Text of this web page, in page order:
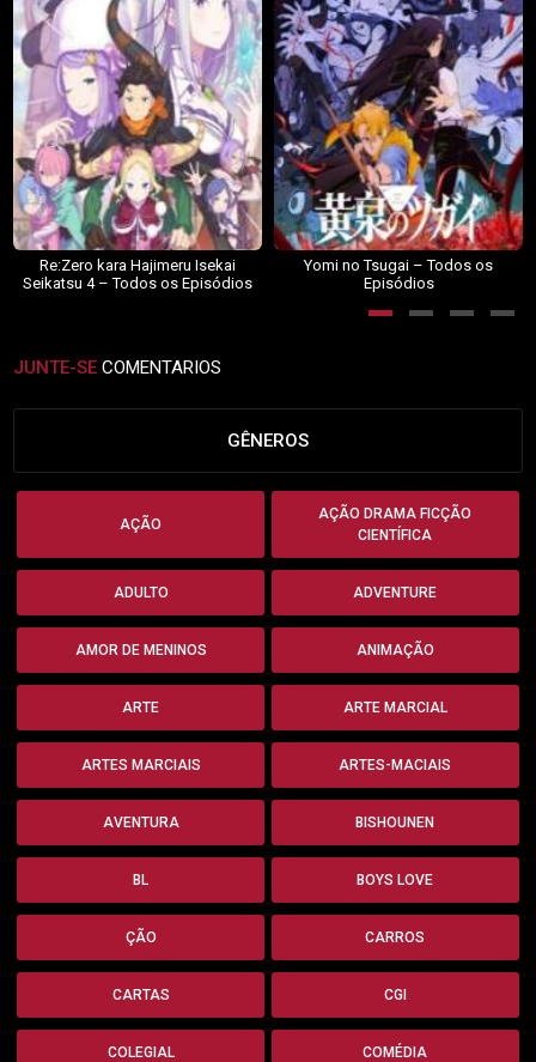
Re:Zero kara Hajimeru Isekai
Seikatsu 4 – Todos os Episódios
Yomi no Tsugai – Todos os
Episódios
JUNTE-SE COMENTARIOS
GÊNEROS
AÇÃO
AÇÃO DRAMA FICÇÃO
CIENTÍFICA
ADULTO ADVENTURE
AMOR DE MENINOS ANIMAÇÃO
ARTE ARTE MARCIAL
ARTES MARCIAIS ARTES-MACIAIS
AVENTURA BISHOUNEN
BL BOYS LOVE
ÇÃO CARROS
CARTAS CGI
COLEGIAL COMÉDIA